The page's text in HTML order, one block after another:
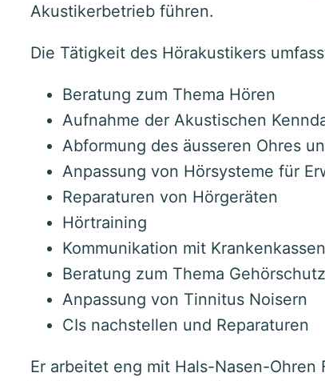
Akustikerbetrieb führen.
Die Tätigkeit des Hörakustikers
Beratung zum Thema Hören
Aufnahme der Akustischen
Abformung des äusseren Ohres
Anpassung von Hörsysteme für
Reparaturen von Hörgeräten
Hörtraining
Kommunikation mit Krankenkassen
Beratung zum Thema
Anpassung von Tinnitus Noisern
CIs nachstellen und Reparaturen
Er arbeitet eng mit Hals-Nasen-Ohren